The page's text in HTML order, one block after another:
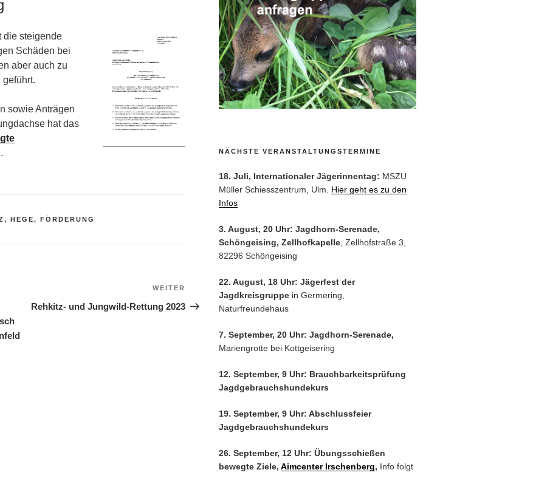
die steigende
Schäden bei
aber auch zu
geführt.
sowie Anträgen
hat das
HEGE, FÖRDERUNG
Beitrag
WEITER
Rehkitz- und Jungwild-Rettung 2023
NÄCHSTE VERANSTALTUNGSTERMINE
18. Juli, Internationaler Jägerinnentag: MSZU
Müller Schiesszentrum, Ulm. Hier geht es zu den
Infos
3. August, 20 Uhr: Jagdhorn-Serenade,
Schöngeising, Zellhofkapelle, Zellhofstraße 3,
82296 Schöngeising
22. August, 18 Uhr: Jägerfest der
Jagdkreisgruppein Germering,
Naturfreundehaus
7. September, 20 Uhr: Jagdhorn-Serenade,
Mariengrotte bei Kottgeisering
12. September, 9 Uhr: Brauchbarkeitsprüfung
Jagdgebrauchshundekurs
19. September, 9 Uhr: Abschlussfeier
Jagdgebrauchshundekurs
26. September, 12 Uhr: Übungsschießen
bewegte Ziele, Aimcenter Irschenberg, Info folgt